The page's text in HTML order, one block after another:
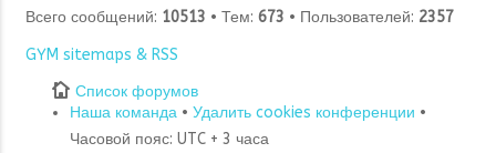
Всего сообщений: 10513 • Тем: 673 • Пользователей: 2357
GYM sitemaps & RSS
Список форумов
Наша команда • Удалить cookies конференции •
Часовой пояс: UTC + 3 часа